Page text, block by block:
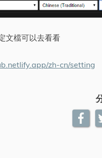
文檔可以去看看
zh-cn/setting